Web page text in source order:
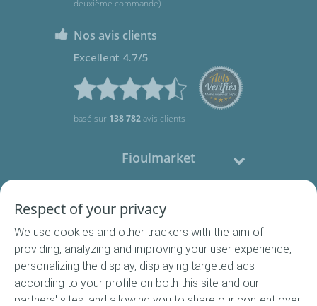
deuxième commande)
Nos avis clients
Excellent 4.7/5
basé sur 138 782avis clients
Fioulmarket
Nous contacter
Suivez-nous
Respect of your privacy
We use cookies and other trackers with the aim of
providing, analyzing and improving your user experience,
personalizing the display, displaying targeted ads
according to your profile on both this site and our
partners' sites, and allowing you to share our content over